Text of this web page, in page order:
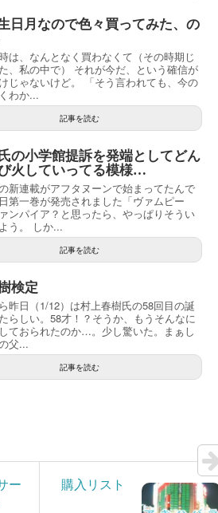
日月なので色々買ってみた、の
は、なんとなく買わなくて（その時期じ
、私の中で） それが今だ、という確信が
じゃないけど。 「そう言われても、今の
わか...
記事を読む
の小学館提訴を発端としてどん
火していってる模様…
新連載がアフタヌーンで始まってたんで
第一巻が発売されました「ヴァムピー
ンパイア？と思ったら、やっぱりそうい
う。 しか...
記事を読む
検定
昨日（1/12）は村上春樹氏の58回目の誕
らしい。58才！？そうか、もうそんなに
ておられたのか…。少し驚いた。まぁし
父...
記事を読む
ー
購入リスト